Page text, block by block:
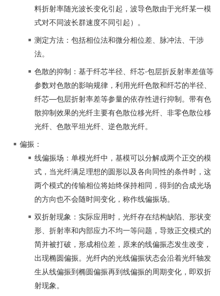
料折射率随光波长变化引起，波导色散由于光纤某一模
式对不同波长群速度不同引起）。
测定方法：包括相位法和微分相位差、脉冲法、干涉
法。
色散的抑制：基于纤芯半径、纤芯-包层折反射率差值等
参数对色散的影响规律，利用光纤色散和纤芯的半径、
纤芯—包层折射率差等参量的依存性进行抑制。带有色
散抑制效果的光纤主要有色散位移光纤、非零色散位移
光纤、色散平坦光纤、逆色散光纤。
偏振：
线偏振场：单模光纤中，基模可以分解成两个正交的模
式，当光纤满足理想的圆形以及各向同性的条件时，这
两个模式的传输相位将始终保持相同，得到的合成光场
的方向也不会随时间变化，称作线偏振场。
双折射现象：实际应用时，光纤存在结构缺陷、形状变
形、折射率和内部应力不均一等问题，导致正交模式的
简并被打破，形成相位差，原来的线偏振态发生改变，
出现椭圆偏振。光纤内的光线偏振状态会沿着光纤轴发
生从线偏振到椭圆偏振再到线偏振的周期变化，即双折
射现象。